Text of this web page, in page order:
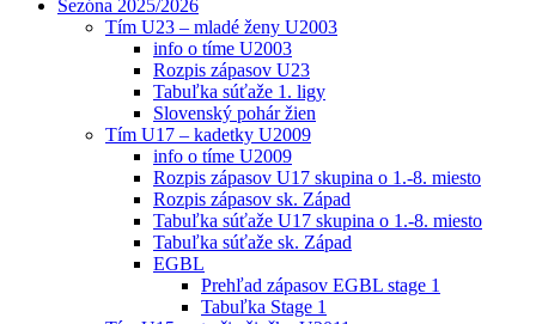
Sezóna 2025/2026
Tím U23 – mladé ženy U2003
info o tíme U2003
Rozpis zápasov U23
Tabuľka súťaže 1. ligy
Slovenský pohár žien
Tím U17 – kadetky U2009
info o tíme U2009
Rozpis zápasov U17 skupina o 1.-8. miesto
Rozpis zápasov sk. Západ
Tabuľka súťaže U17 skupina o 1.-8. miesto
Tabuľka súťaže sk. Západ
EGBL
Prehľad zápasov EGBL stage 1
Tabuľka Stage 1